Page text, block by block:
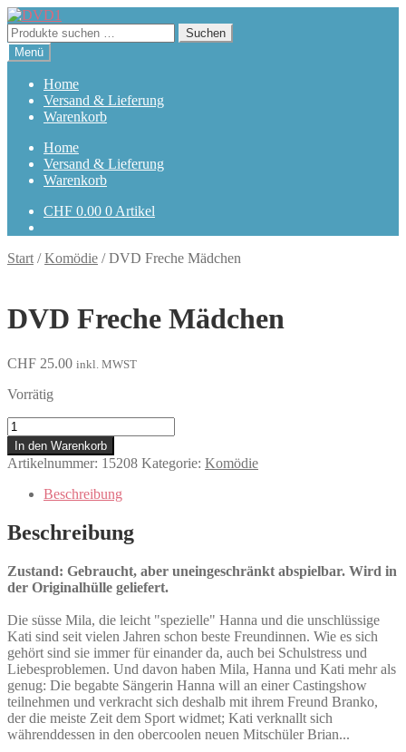
Zur
Navigation
springen
Zum
Inhalt
springen
Suchen
nach:
Suchen
Menü
Home
Versand & Lieferung
Warenkorb
Home
Versand & Lieferung
Warenkorb
CHF 0.00 0 Artikel
Start /Komödie /DVD Freche Mädchen
DVD Freche Mädchen
CHF 25.00 inkl. MWST
Vorrätig
Freche
Mädchen
Menge
In den Warenkorb
Artikelnummer: 15208 Kategorie: Komödie
Beschreibung
Beschreibung
Zustand: Gebraucht, aber uneingeschränkt abspielbar. Wird in
der Originalhülle geliefert.
Die süsse Mila, die leicht "spezielle" Hanna und die unschlüssige
Kati sind seit vielen Jahren schon beste Freundinnen. Wie es sich
gehört sind sie immer für einander da, auch bei Schulstress und
Liebesproblemen. Und davon haben Mila, Hanna und Kati mehr als
genug: Die begabte Sängerin Hanna will an einer Castingshow
teilnehmen und verkracht sich deshalb mit ihrem Freund Branko,
der die meiste Zeit dem Sport widmet; Kati verknallt sich
währenddessen in den obercoolen neuen Mitschüler Brian...